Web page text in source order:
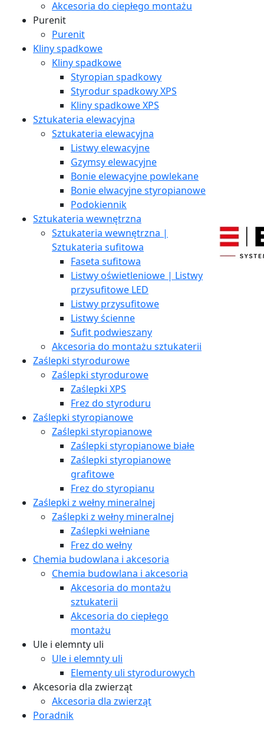
Akcesoria do ciepłego montażu
Purenit
Purenit
Kliny spadkowe
Kliny spadkowe
Styropian spadkowy
Styrodur spadkowy XPS
Kliny spadkowe XPS
Sztukateria elewacyjna
Sztukateria elewacyjna
Listwy elewacyjne
Gzymsy elewacyjne
Bonie elewacyjne powlekane
Bonie elwacyjne styropianowe
Podokiennik
Sztukateria wewnętrzna
Sztukateria wewnętrzna |
Sztukateria sufitowa
Faseta sufitowa
Listwy oświetleniowe | Listwy
przysufitowe LED
Listwy przysufitowe
Listwy ścienne
Sufit podwieszany
Akcesoria do montażu sztukaterii
Zaślepki styrodurowe
Zaślepki styrodurowe
Zaślepki XPS
Frez do styroduru
Zaślepki styropianowe
Zaślepki styropianowe
Zaślepki styropianowe białe
Zaślepki styropianowe
grafitowe
Frez do styropianu
Zaślepki z wełny mineralnej
Zaślepki z wełny mineralnej
Zaślepki wełniane
Frez do wełny
Chemia budowlana i akcesoria
Chemia budowlana i akcesoria
Akcesoria do montażu
sztukaterii
Akcesoria do ciepłego
montażu
Ule i elemnty uli
Ule i elemnty uli
Elementy uli styrodurowych
Akcesoria dla zwierząt
Akcesoria dla zwierząt
Poradnik